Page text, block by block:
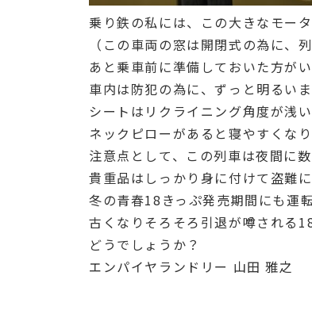
乗り鉄の私には、この大きなモー
（この車両の窓は開閉式の為に、
あと乗車前に準備しておいた方が
車内は防犯の為に、ずっと明るい
シートはリクライニング角度が浅
ネックピローがあると寝やすくなり
注意点として、この列車は夜間に
貴重品はしっかり身に付けて盗難
冬の青春18きっぷ発売期間にも運
古くなりそろそろ引退が噂される
どうでしょうか？
エンパイヤランドリー 山田 雅之